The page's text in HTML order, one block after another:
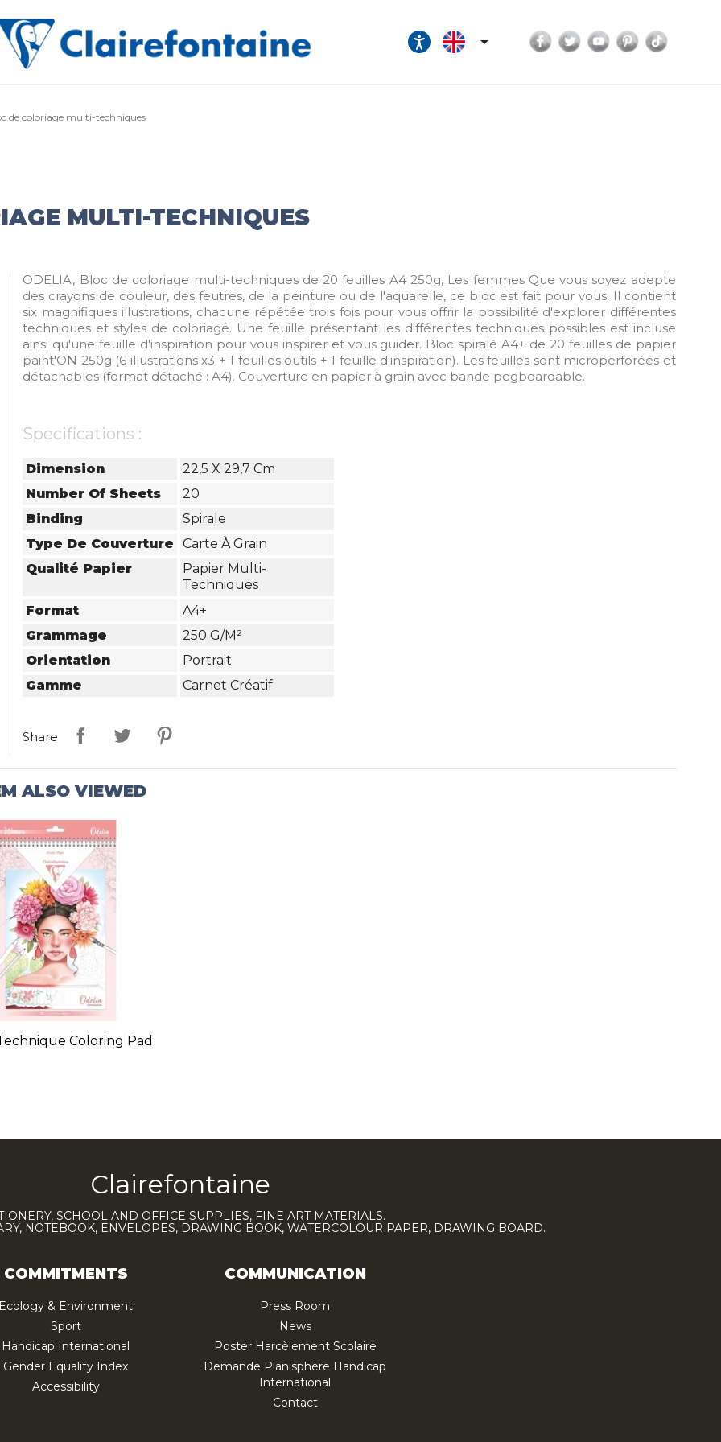
 Facebook
TwitterYouTubePinterest
de coloriage multi-techniques
MULTI-TECHNIQUES
ODELIA, Bloc de coloriage multi-techniques de 20 feuilles A4 250g, Les femmes Que vous soyez adepte
des crayons de couleur, des feutres, de la peinture ou de l'aquarelle, ce bloc est fait pour vous. Il contient
six magnifiques illustrations, chacune répétée trois fois pour vous offrir la possibilité d'explorer différentes
techniques et styles de coloriage. Une feuille présentant les différentes techniques possibles est incluse
ainsi qu'une feuille d'inspiration pour vous inspirer et vous guider. Bloc spiralé A4+ de 20 feuilles de papier
paint'ON 250g (6 illustrations x3 + 1 feuilles outils + 1 feuille d'inspiration). Les feuilles sont microperforées et
détachables (format détaché : A4). Couverture en papier à grain avec bande pegboardable.
Specifications :
Dimension
22,5 X 29,7 Cm
Number Of Sheets
20
Binding
Spirale
Type De Couverture
Carte À Grain
Qualité Papier
Papier Multi-
Techniques
Format
A4+
Grammage
250 G/m²
Orientation
Portrait
Gamme
Carnet Créatif
Share
ALSO VIEWED
Coloring Pad
Clairefontaine
SCHOOL AND OFFICE SUPPLIES, FINE ART MATERIALS.
NOTEBOOK, ENVELOPES, DRAWING BOOK, WATERCOLOUR PAPER, DRAWING BOARD.
COMMITMENTS
& Environment
Sport
Handicap International
Gender Equality Index
Accessibility
COMMUNICATION
Press Room
News
Poster Harcèlement Scolaire
Demande Planisphère Handicap
International
Contact